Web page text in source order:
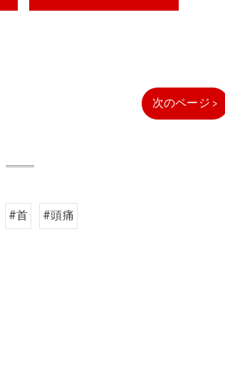
次のページ >
#首 #頭痛